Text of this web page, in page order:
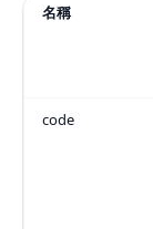
名稱
code